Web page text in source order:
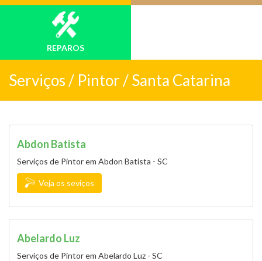
REPAROS
Serviços / Pintor / Santa Catarina
Abdon Batista
Serviços de Pintor em Abdon Batista - SC
Veja os seviços
Abelardo Luz
Serviços de Pintor em Abelardo Luz - SC